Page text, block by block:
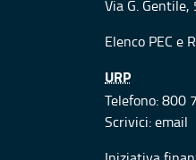
Via G.
Elenco PEC e
URP
Telefono: 800
Scrivici:email